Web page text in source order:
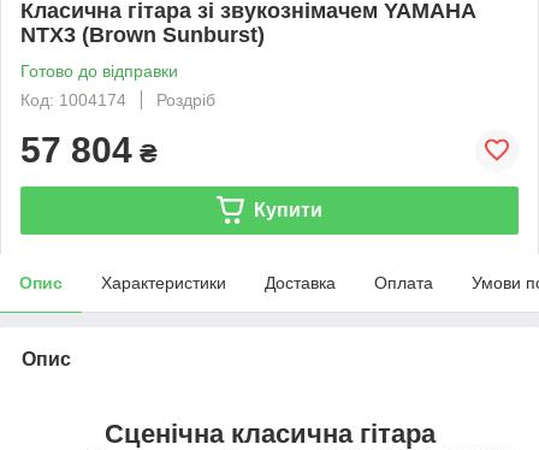
Класична гітара зі звукознімачем YAMAHA
NTX3 (Brown Sunburst)
Готово до відправки
Код: 1004174
Роздріб
57 804 ₴
Купити
Опис Характеристики Доставка Оплата Умови
Опис
Сценічна класична гітара